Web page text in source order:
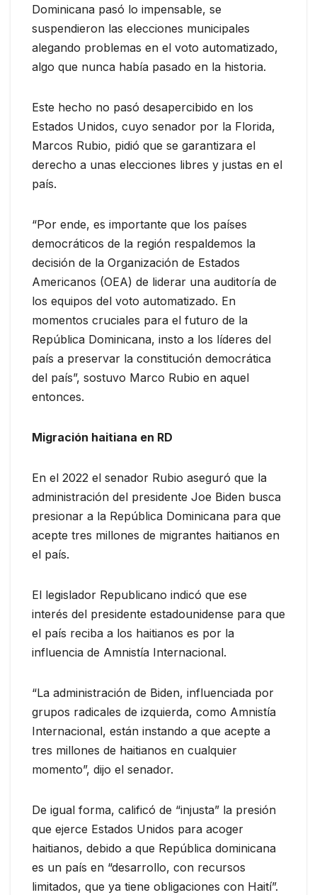
Dominicana pasó lo impensable, se
suspendieron las elecciones municipales
alegando problemas en el voto automatizado,
algo que nunca había pasado en la historia.
Este hecho no pasó desapercibido en los
Estados Unidos, cuyo senador por la Florida,
Marcos Rubio, pidió que se garantizara el
derecho a unas elecciones libres y justas en el
país.
“Por ende, es importante que los países
democráticos de la región respaldemos la
decisión de la Organización de Estados
Americanos (OEA) de liderar una auditoría de
los equipos del voto automatizado. En
momentos cruciales para el futuro de la
República Dominicana, insto a los líderes del
país a preservar la constitución democrática
del país”, sostuvo Marco Rubio en aquel
entonces.
Migración haitiana en RD
En el 2022 el senador Rubio aseguró que la
administración del presidente Joe Biden busca
presionar a la República Dominicana para que
acepte tres millones de migrantes haitianos en
el país.
El legislador Republicano indicó que ese
interés del presidente estadounidense para que
el país reciba a los haitianos es por la
influencia de Amnistía Internacional.
“La administración de Biden, influenciada por
grupos radicales de izquierda, como Amnistía
Internacional, están instando a que acepte a
tres millones de haitianos en cualquier
momento”, dijo el senador.
De igual forma, calificó de “injusta” la presión
que ejerce Estados Unidos para acoger
haitianos, debido a que República dominicana
es un país en “desarrollo, con recursos
limitados, que ya tiene obligaciones con Haití”.